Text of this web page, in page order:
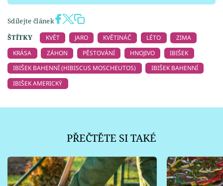
Sdílejte článek
ŠTÍTKY
KVĚT JARO KVĚTINÁČ LÉTO
ZIMA
KRÁSA
ZÁHON PĚSTOVÁNÍ HNOJIVO
IBIŠEK
IBIŠEK BAHENNÍ (HIBISCUS MOSCHEUTOS)
IBIŠEK BAHENNÍ
IBIŠEK AMERICKÝ
PŘEČTĚTE SI TAKÉ